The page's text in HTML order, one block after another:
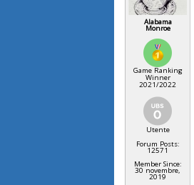
Alabama
Monroe
Game Ranking
Winner
2021/2022
Utente
Forum Posts:
12571
Member Since:
30 novembre,
2019